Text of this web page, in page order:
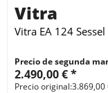
Vitra
Vitra EA 124
Precio de segunda
2.490,00 € *
Precio original:3.869,00